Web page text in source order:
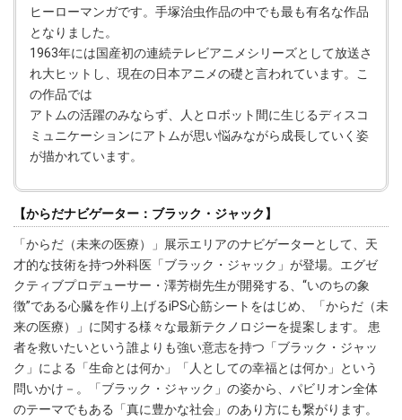
ヒーローマンガです。手塚治虫作品の中でも最も有名な作品
となりました。
1963年には国産初の連続テレビアニメシリーズとして放送さ
れ大ヒットし、現在の日本アニメの礎と言われています。こ
の作品では
アトムの活躍のみならず、人とロボット間に生じるディスコ
ミュニケーションにアトムが思い悩みながら成長していく姿
が描かれています。
【からだナビゲーター：ブラック・ジャック】
「からだ（未来の医療）」展示エリアのナビゲーターとして、天
才的な技術を持つ外科医「ブラック・ジャック」が登場。エグゼ
クティブプロデューサー・澤芳樹先生が開発する、“いのちの象
徴”である心臓を作り上げるiPS心筋シートをはじめ、「からだ（未
来の医療）」に関する様々な最新テクノロジーを提案します。 患
者を救いたいという誰よりも強い意志を持つ「ブラック・ジャッ
ク」による「生命とは何か」「人としての幸福とは何か」という
問いかけ－。「ブラック・ジャック」の姿から、パビリオン全体
のテーマでもある「真に豊かな社会」のあり方にも繋がります。